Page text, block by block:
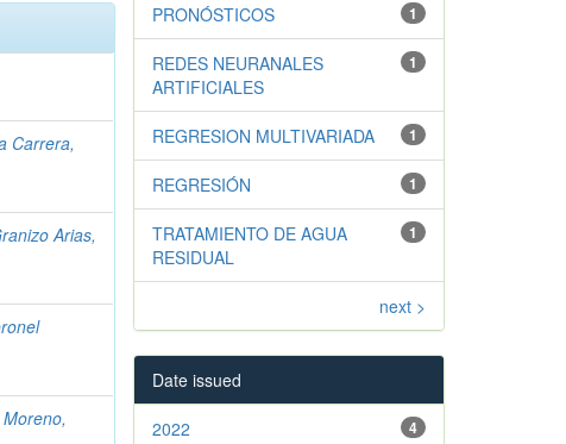
Carrera,
Arias,
1
PRONÓSTICOS
1
REDES NEURANALES
ARTIFICIALES
1
REGRESION MULTIVARIADA
1
REGRESIÓN
1
TRATAMIENTO DE AGUA
RESIDUAL
next >
Date issued
4
2022